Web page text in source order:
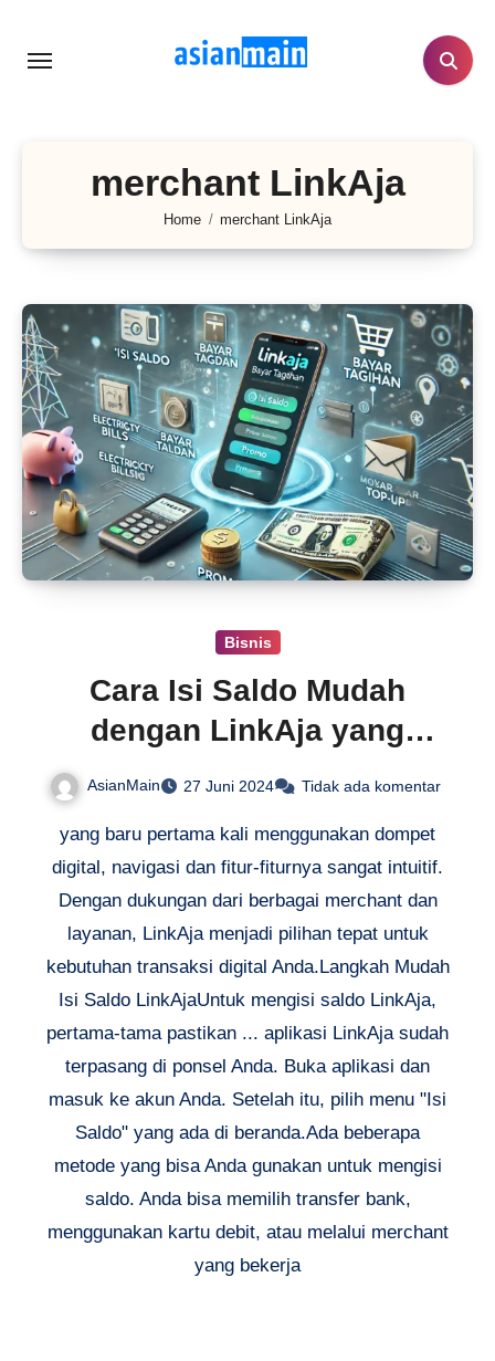
merchant LinkAja
Home merchant LinkAja
Bisnis
Cara Isi Saldo Mudah
dengan LinkAja yang
Praktis
AsianMain 27 Juni 2024 Tidak ada komentar
yang baru pertama kali menggunakan dompet
digital, navigasi dan fitur-fiturnya sangat intuitif.
Dengan dukungan dari berbagai merchant dan
layanan, LinkAja menjadi pilihan tepat untuk
kebutuhan transaksi digital Anda.Langkah Mudah
Isi Saldo LinkAjaUntuk mengisi saldo LinkAja,
pertama-tama pastikan ... aplikasi LinkAja sudah
terpasang di ponsel Anda. Buka aplikasi dan
masuk ke akun Anda. Setelah itu, pilih menu "Isi
Saldo" yang ada di beranda.Ada beberapa
metode yang bisa Anda gunakan untuk mengisi
saldo. Anda bisa memilih transfer bank,
menggunakan kartu debit, atau melalui merchant
yang bekerja